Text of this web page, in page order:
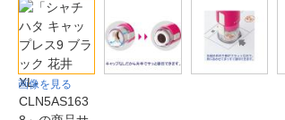
画像を見る